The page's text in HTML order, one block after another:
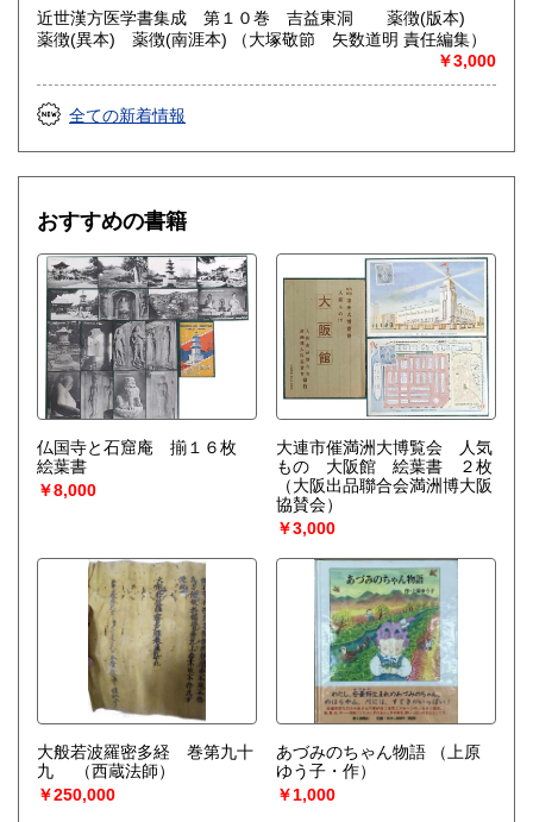
近世漢方医学書集成 第１０巻 吉益東洞 薬徴(版本)
薬徴(異本) 薬徴(南涯本) （大塚敬節 矢数道明 責任編集）
￥3,000
全ての新着情報
おすすめの書籍
仏国寺と石窟庵 揃１６枚
絵葉書
￥8,000
大連市催満洲大博覧会 人気
もの 大阪館 絵葉書 ２枚
（大阪出品聯合会満洲博大阪
協賛会）
￥3,000
大般若波羅密多経 巻第九十
九
（西蔵法師）
￥250,000
あづみのちゃん物語
（上原
ゆう子・作）
￥1,000